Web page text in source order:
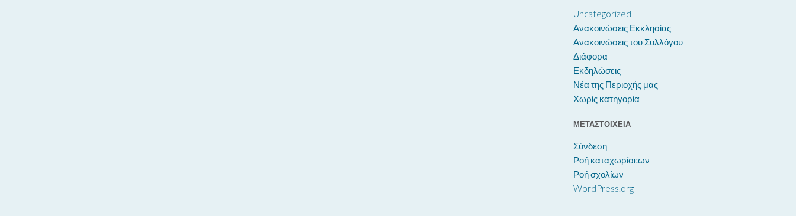
Uncategorized
Ανακοινώσεις Εκκλησίας
Ανακοινώσεις του Συλλόγου
Διάφορα
Εκδηλώσεις
Νέα της Περιοχής μας
Χωρίς κατηγορία
ΜΕΤΑΣΤΟΙΧΕΊΑ
Σύνδεση
Ροή καταχωρίσεων
Ροή σχολίων
WordPress.org